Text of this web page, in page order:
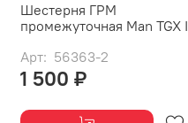
Шестерня ГРМ
промежуточная Man TGX I
Арт: 56363-2
1 500 ₽